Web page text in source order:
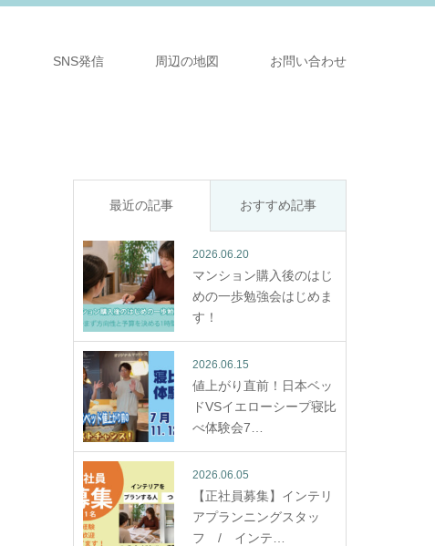
SNS発信 周辺の地図 お問い合わせ
最近の記事 おすすめ記事
2026.06.20
マンション購入後のはじ
めの一歩勉強会はじめま
す！
2026.06.15
値上がり直前！日本ベッ
ドVSイエローシープ寝比
べ体験会7…
2026.06.05
【正社員募集】インテリ
アプランニングスタッ
フ / インテ…